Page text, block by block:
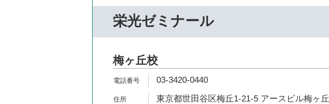
栄光ゼミナール
梅ヶ丘校
03-3420-0440
東京都世田谷区梅丘1-21-5 アースビル梅ヶ丘